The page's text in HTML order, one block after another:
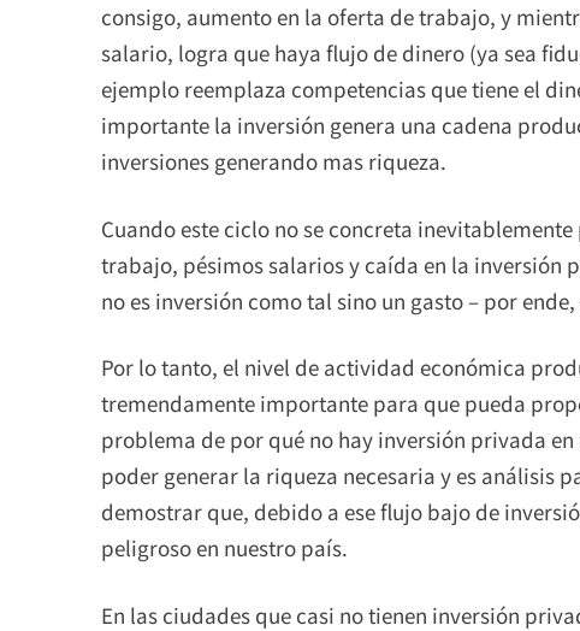
consigo, aumento en la oferta de trabajo, y
salario, logra que haya flujo de dinero (ya sea
ejemplo reemplaza competencias que tiene el
importante la inversión genera una cadena
inversiones generando mas riqueza.
Cuando este ciclo no se concreta
trabajo, pésimos salarios y caída en la inversión
no es inversión como tal sino un gasto – por
Por lo tanto, el nivel de actividad económica
tremendamente importante para que pueda
problema de por qué no hay inversión privada
poder generar la riqueza necesaria y es análisis
demostrar que, debido a ese flujo bajo de
peligroso en nuestro país.
En las ciudades que casi no tienen inversión